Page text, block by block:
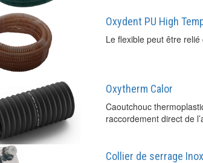
Oxydent PU High
Le flexible peut être
Oxytherm Calor
Caoutchouc
raccordement direct de
Collier de serrage